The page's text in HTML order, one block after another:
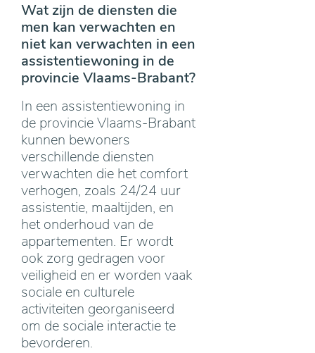
Wat zijn de diensten die
men kan verwachten en
niet kan verwachten in een
assistentiewoning in de
provincie Vlaams-Brabant?
In een assistentiewoning in
de provincie Vlaams-Brabant
kunnen bewoners
verschillende diensten
verwachten die het comfort
verhogen, zoals 24/24 uur
assistentie, maaltijden, en
het onderhoud van de
appartementen. Er wordt
ook zorg gedragen voor
veiligheid en er worden vaak
sociale en culturele
activiteiten georganiseerd
om de sociale interactie te
bevorderen.